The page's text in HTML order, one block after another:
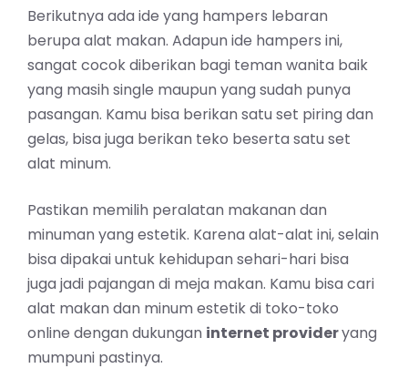
Berikutnya ada ide yang hampers lebaran
berupa alat makan. Adapun ide hampers ini,
sangat cocok diberikan bagi teman wanita baik
yang masih single maupun yang sudah punya
pasangan. Kamu bisa berikan satu set piring dan
gelas, bisa juga berikan teko beserta satu set
alat minum.
Pastikan memilih peralatan makanan dan
minuman yang estetik. Karena alat-alat ini, selain
bisa dipakai untuk kehidupan sehari-hari bisa
juga jadi pajangan di meja makan. Kamu bisa cari
alat makan dan minum estetik di toko-toko
online dengan dukungan internet provideryang
mumpuni pastinya.